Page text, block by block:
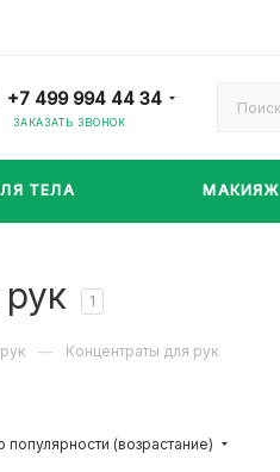
+7 499 994 44 34
ЗАКАЗАТЬ ЗВОНОК
ТЕЛА МАКИЯЖ
1
— Концентраты для рук
популярности (возрастание)